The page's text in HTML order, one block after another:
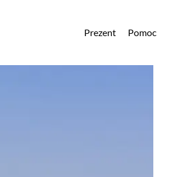
Prezent Pomoc